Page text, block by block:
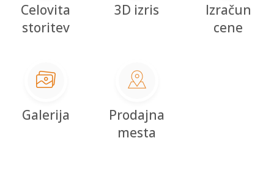
Celovita
storitev
3D izris
Izračun
cene
Galerija
Prodajna
mesta